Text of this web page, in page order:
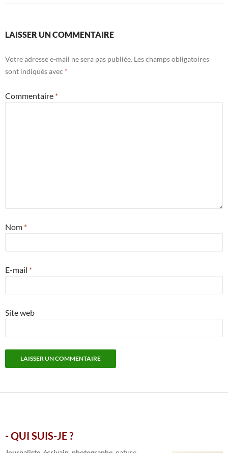
LAISSER UN COMMENTAIRE
Votre adresse e-mail ne sera pas publiée. Les champs obligatoires
sont indiqués avec *
Commentaire *
Nom *
E-mail *
Site web
- QUI SUIS-JE ?